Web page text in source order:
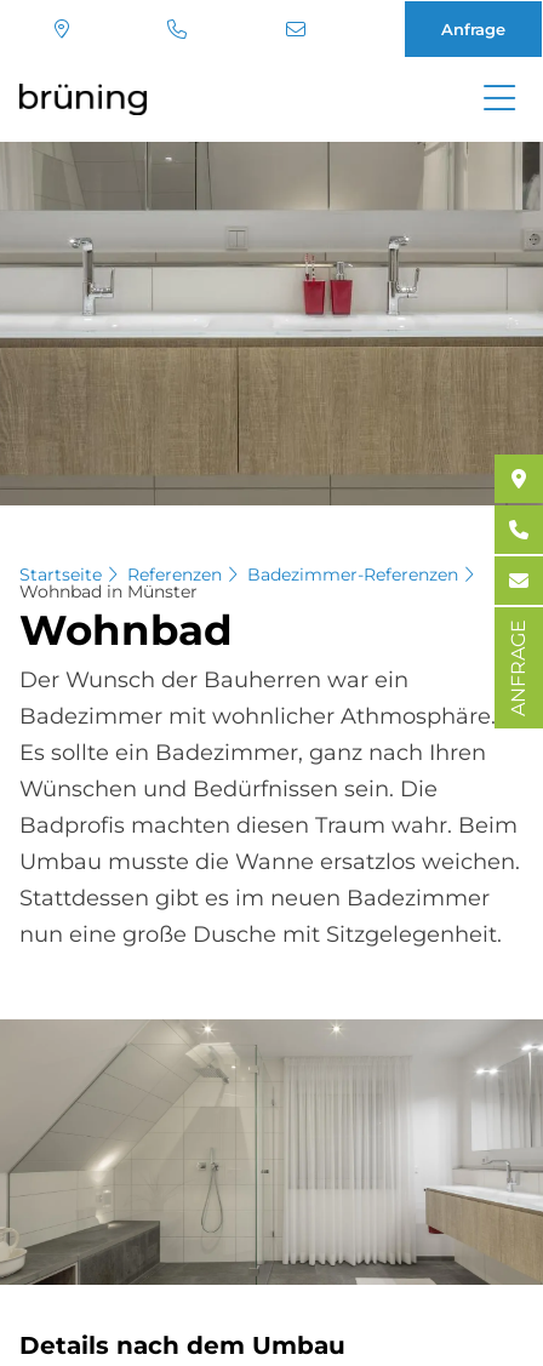
Direkt
Anfrage
Startseite Referenzen Badezimmer-Referenzen
Wohnbad in Münster
Wohn­bad
Der Wunsch der Bauherren war ein
Badezimmer mit wohnlicher Athmosphäre.
Es sollte ein Badezimmer, ganz nach Ihren
Wünschen und Bedürfnissen sein. Die
Badprofis machten diesen Traum wahr. Beim
Umbau musste die Wanne ersatzlos weichen.
Stattdessen gibt es im neuen Badezimmer
nun eine große Dusche mit Sitzgelegenheit.
De­tails nach dem Um­bau
ANFRAGE